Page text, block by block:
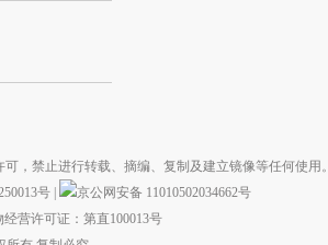
，禁止进行转载、摘编、复制及建立镜像等任何使用。
号
京公网安备 11010502034662号
经营许可证：第直100013号